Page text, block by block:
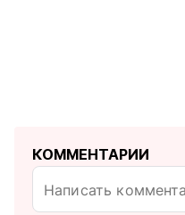
КОММЕНТАРИИ